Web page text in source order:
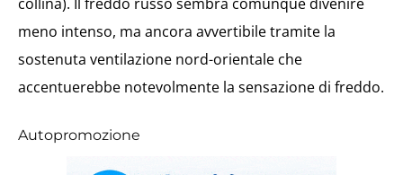
meno intenso, ma ancora avvertibile tramite la
sostenuta ventilazione nord-orientale che
accentuerebbe notevolmente la sensazione di freddo.
Autopromozione